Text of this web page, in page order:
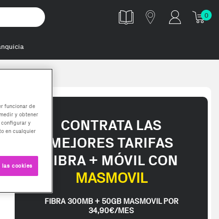
0
CONTRATA LAS
MEJORES TARIFAS
FIBRA + MÓVIL CON
MASMOVIL
FIBRA 300MB + 50GB MASMOVIL POR
34,90€/MES
funcionar de
y obtener
y
en cualquier
cookies